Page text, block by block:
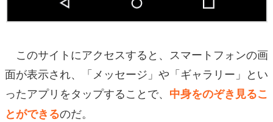
このサイトにアクセスすると、スマートフォンの画
面が表示され、「メッセージ」や「ギャラリー」とい
ったアプリをタップすることで、 中身をのぞき見るこ
とができるのだ。